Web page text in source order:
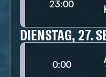
23:00
DIENSTAG, 27.
0:00